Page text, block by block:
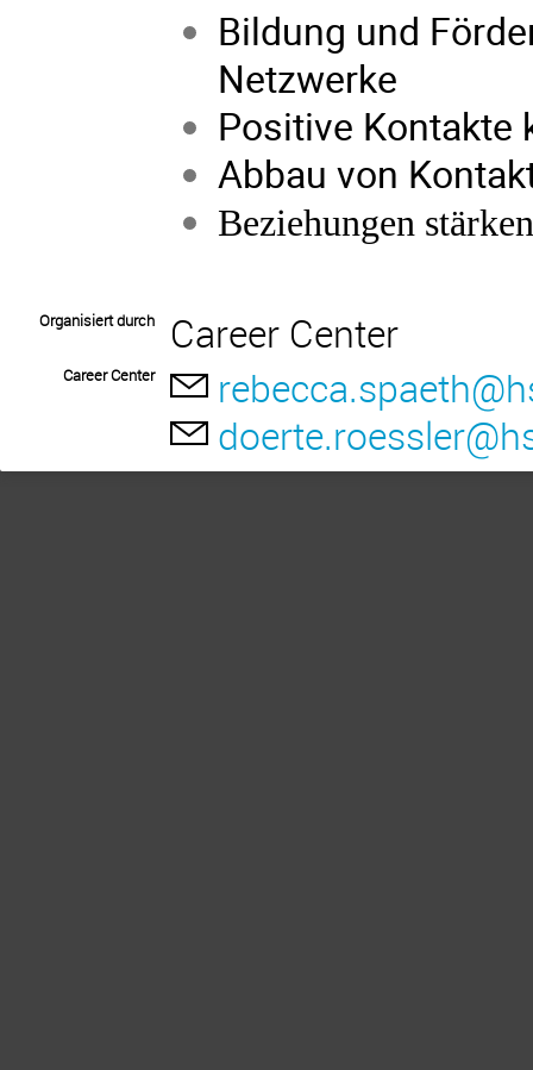
Bildung und
Netzwerke
Positive Kontakte
Abbau von
Beziehungen
Organisiert durch Career Center
Career Center